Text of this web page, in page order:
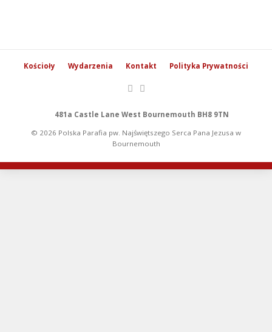
Kościoły Wydarzenia Kontakt Polityka Prywatności
481a Castle Lane West Bournemouth BH8 9TN
© 2026 Polska Parafia pw. Najświętszego Serca Pana Jezusa w
Bournemouth